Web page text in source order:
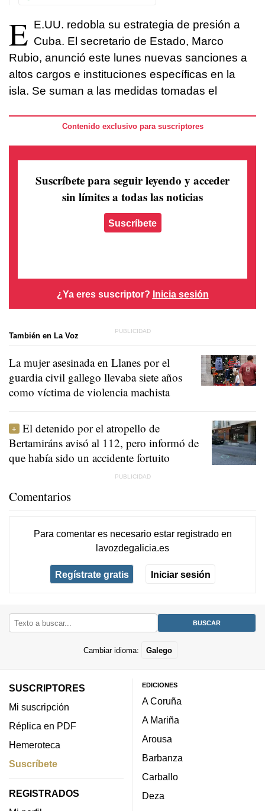
E E.UU. redobla su estrategia de presión a
Cuba. El secretario de Estado, Marco
Rubio, anunció este lunes nuevas sanciones a
altos cargos e instituciones específicas en la
isla. Se suman a las medidas tomadas el
Contenido exclusivo para suscriptores
Suscríbete para seguir leyendo y acceder
sin límites a todas las noticias
Suscríbete
¿Ya eres suscriptor? Inicia sesión
También en La Voz
La mujer asesinada en Llanes por el
guardia civil gallego llevaba siete años
como víctima de violencia machista
El detenido por el atropello de
Bertamiráns avisó al 112, pero informó de
que había sido un accidente fortuito
Comentarios
Para comentar es necesario estar registradoen
lavozdegalicia.es
Regístrate gratis Iniciar sesión
Cambiar idioma: Galego
SUSCRIPTORES
Mi suscripción
Réplica en PDF
Hemeroteca
Suscríbete
REGISTRADOS
EDICIONES
A Coruña
A Mariña
Arousa
Barbanza
Carballo
Deza